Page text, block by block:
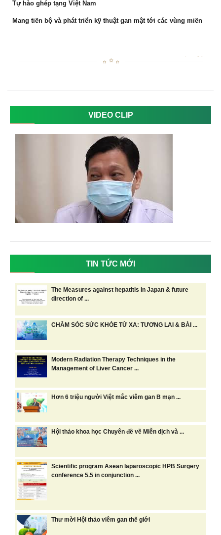
Tự hào ghép tạng Việt Nam
Mang tiến bộ và phát triển kỹ thuật gan mật tới các vùng miền
VIDEO CLIP
TIN TỨC MỚI
The Measures against hepatitis in Japan & future
direction of ...
CHĂM SÓC SỨC KHỎE TỪ XA: TƯƠNG LAI & BÀI ...
Modern Radiation Therapy Techniques in the
Management of Liver Cancer ...
Hơn 6 triệu người Việt mắc viêm gan B mạn ...
Hội thảo khoa học Chuyên đề về Miễn dịch và ...
Scientific program Asean laparoscopic HPB Surgery
conference 5.5 in conjunction ...
Thư mời Hội thảo viêm gan thế giới